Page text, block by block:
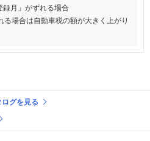
月」がずれる場合
る場合は自動車税の額が大きく上がり
グを見る